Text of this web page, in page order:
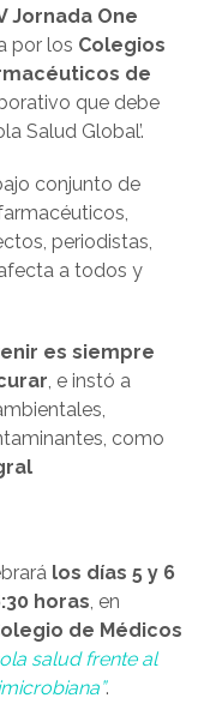
Jornada One
por los Colegios
de
que debe
Salud Global’.
conjunto de
periodistas,
a todos y
es siempre
, e instó a
como
los días 5 y 6
horas, en
de Médicos
salud frente al
.